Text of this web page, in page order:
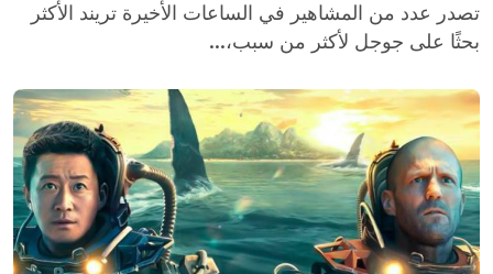
تصدر عدد من المشاهير في الساعات الأخيرة تريند الأكثر
بحثًا على جوجل لأكثر من سبب،...